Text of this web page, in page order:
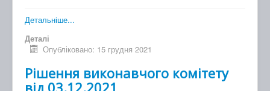
Детальніше...
Деталі
Опубліковано: 15 грудня 2021
Рішення виконавчого комітету
від 03.12.2021